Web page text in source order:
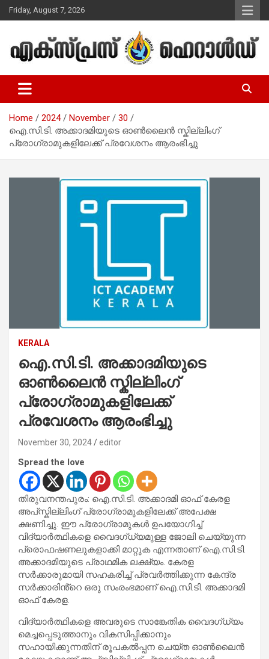
Skip
to
Friday, August 7, 2026
Express Herald – Malayalam
Christian News
Home 2024 November
30
ഐ.സി.ടി. അക്കാദമിയുടെ ഓൺലൈൻ സ്കില്ലിംഗ്
പ്രോഗ്രാമുകളിലേക്ക് പ്രവേശനം ആരംഭിച്ചു
KERALA
ഐ.സി.ടി. അക്കാദമിയുടെ
ഓൺലൈൻ സ്കില്ലിംഗ്
പ്രോഗ്രാമുകളിലേക്ക്
പ്രവേശനം ആരംഭിച്ചു
November 30, 2024 editor
Spread the love
തിരുവനന്തപുരം: ഐ.സി.ടി. അക്കാദമി ഓഫ് കേരള
അപ്‌സ്കില്ലിംഗ് പ്രോഗ്രാമുകളിലേക്ക് അപേക്ഷ
ക്ഷണിച്ചു. ഈ പ്രോഗ്രാമുകൾ ഉപയോഗിച്ച്
വിദ്യാർത്ഥികളെ വൈദഗ്ധ്യമുള്ള ജോലി ചെയ്യുന്ന
പ്രൊഫഷണലുകളാക്കി മാറ്റുക എന്നതാണ് ഐ.സി.ടി.
അക്കാദമിയുടെ പ്രാഥമിക ലക്ഷ്യം. കേരള
സർക്കാരുമായി സഹകരിച്ച് പ്രവർത്തിക്കുന്ന കേന്ദ്ര
സർക്കാരിൻ്റെ ഒരു സംരംഭമാണ് ഐ.സി.ടി. അക്കാദമി
ഓഫ് കേരള.
വിദ്യാർത്ഥികളെ അവരുടെ സാങ്കേതിക വൈദഗ്ധ്യം
മെച്ചപ്പെടുത്താനും വികസിപ്പിക്കാനും
സഹായിക്കുന്നതിന് രൂപകൽപ്പന ചെയ്ത ഓൺലൈൻ